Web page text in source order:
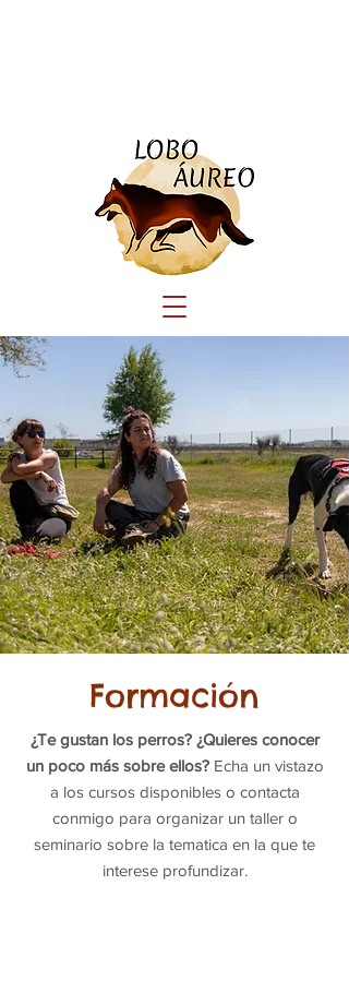
Formación
¿Te gustan los perros? ¿Quieres conocer
un poco más sobre ellos? Echa un vistazo
a los cursos disponibles o contacta
conmigo para organizar un taller o
seminario sobre la tematica en la que te
interese profundizar.